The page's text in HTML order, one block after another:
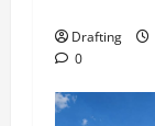
Drafting
0